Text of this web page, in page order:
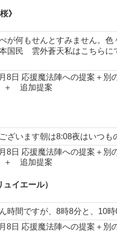
》
が何もせんとすみません。
国民 雲外蒼天私はこちらに
8日 応援魔法陣への提案＋
＋ 追加提案
ざいます朝は8:08夜はいつ
8日 応援魔法陣への提案＋
＋ 追加提案
イエール）
時間ですが、8時8分と、10
8日 応援魔法陣への提案＋